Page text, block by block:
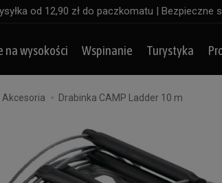
od 12,90 zł do paczkomatu | Bezpieczne
na wysokości Wspinanie Turystyka
Akcesoria Drabinka CAMP Ladder 10 m